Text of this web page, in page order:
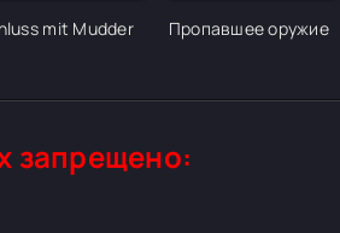
mit Mudder Пропавшее оружие
запрещено: